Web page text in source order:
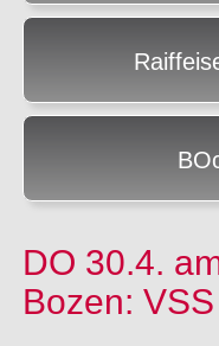
DO 30.4.
Bozen: